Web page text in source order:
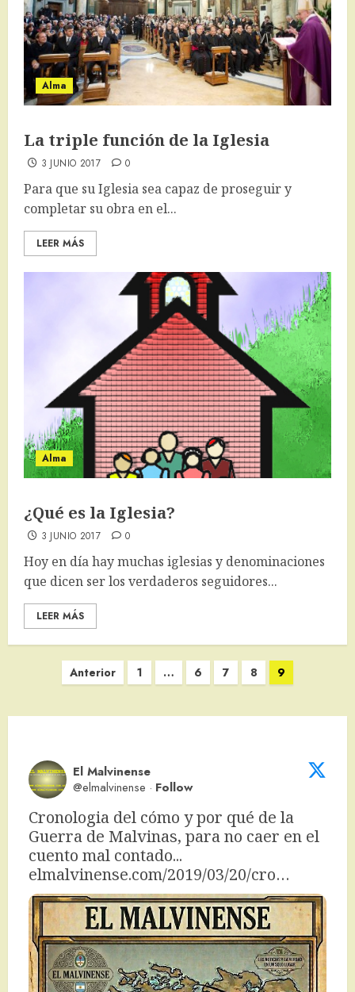
Alma
La triple función de la Iglesia
3 JUNIO 2017 0
Para que su Iglesia sea capaz de proseguir y
completar su obra en el...
LEER MÁS
Alma
¿Qué es la Iglesia?
3 JUNIO 2017 0
Hoy en día hay muchas iglesias y denominaciones
que dicen ser los verdaderos seguidores...
LEER MÁS
Paginación
entradas
Anterior 1 … 6 7 8 9
El Malvinense
@elmalvinense · Follow
Cronologia del cómo y por qué de la
Guerra de Malvinas, para no caer en el
elmalvinense.com/2019/03/20/cro…